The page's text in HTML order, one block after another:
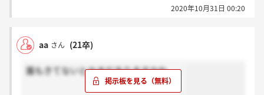
2020年10月31日 00:20
aa さん (21卒)
誰もきてないとかまだありますかね、、